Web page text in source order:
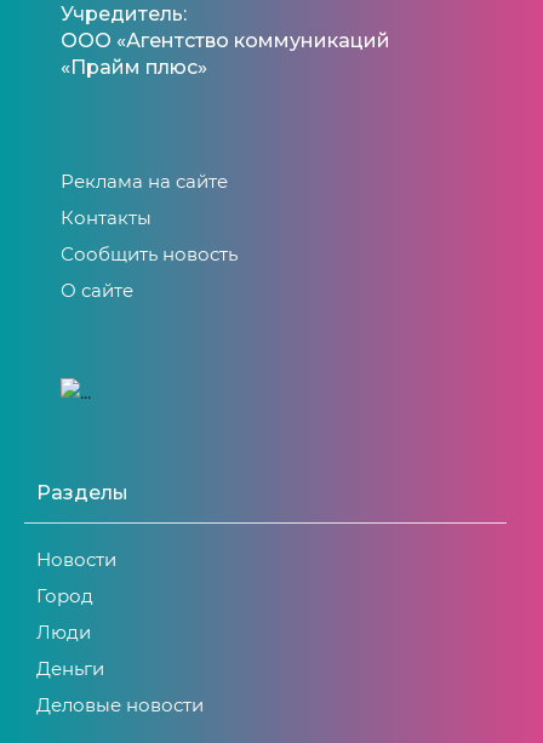
Учредитель:
ООО «Агентство коммуникаций
«Прайм плюс»
Реклама на сайте
Контакты
Сообщить новость
О сайте
Разделы
Новости
Город
Люди
Деньги
Деловые новости